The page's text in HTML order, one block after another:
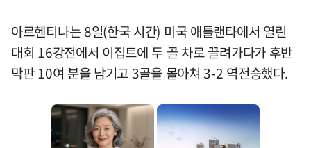
아르헨티나는 8일(한국 시간) 미국 애틀랜타에서 열린
대회 16강전에서 이집트에 두 골 차로 끌려가다가 후반
막판 10여 분을 남기고 3골을 몰아쳐 3-2 역전승했다.